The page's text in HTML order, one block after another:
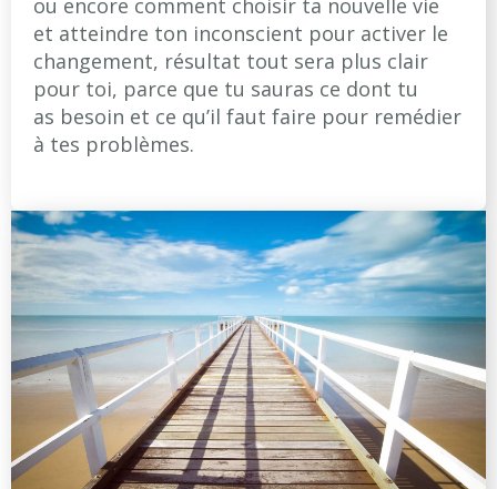
et atteindre ton inconscient pour activer le
changement, résultat tout sera plus clair
pour toi, parce que tu sauras ce dont tu
as besoin et ce qu’il faut faire pour remédier
à tes problèmes.